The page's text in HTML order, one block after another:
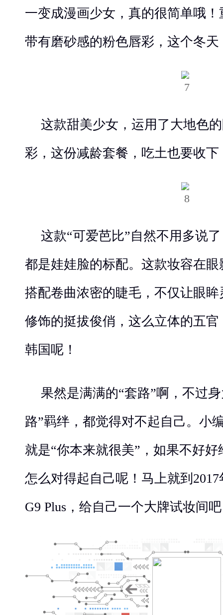
一变成漫画少女，真的很简单哦
带有磨砂感的粉色唇彩，这个冬
这款甜美少女，运用了大地色
彩，这份减龄套餐，吃土也要收下
这款“可爱芭比”自然不用多说
都是娃娃脸的标配。这款妆容在
搭配卷曲浓密的睫毛，不仅让眼
修饰的挺拔俊俏，这么立体的五
韩国呢！
果然是满满的“套路”啊，不过
路”羁绊，都觉得对不起自己。小
就是“你本来就很美”，如果不好
怎么对得起自己呢！马上就到
G9 Plus，给自己一个大牌试妆间